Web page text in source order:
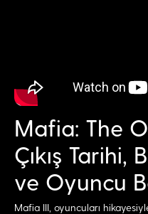
Mafia: The
Çıkış Tarihi,
ve Oyuncu
Mafia III, oyuncuları